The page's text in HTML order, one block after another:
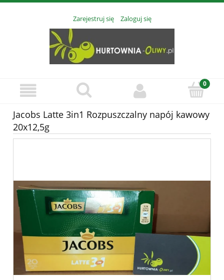
Zarejestruj się Zaloguj się
Jacobs Latte 3in1 Rozpuszczalny napój kawowy
20x12,5g